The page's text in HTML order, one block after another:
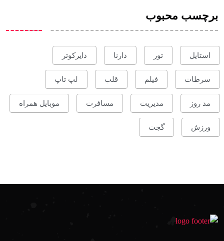
برچسب محبوب
استایل تور دارنا دایرکوتر
سرطات فیلم قلب لپ تاپ
مد روز مدیریت مسافرت موبایل همراه
ورزش گجت